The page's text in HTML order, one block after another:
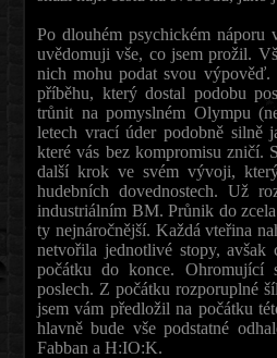
Po dlouhém psychickém náporu
uvědomuji vše, co jsem prožil.
nich mohu podat svou
příběhu, který dostal podobu
trůnit na pomyslném Olympu
letech vrací úder podobně silně
které vás bez kompromisu zničí.
další krok ve svém vývoji,
hudebních dovednostech. Už
industriálním BM. Průnik do
ty nejnáročnější. Každá vteřina
netvořila jednotlivé stopy,
počátku do konce. Ohromující
poslech. Z počátku rozporuplné
jsem vám předložil na počátku
hlavně bude vše podstatné
Fabban a H:IO:K.